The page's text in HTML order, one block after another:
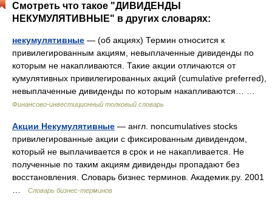
Смотреть что такое "ДИВИДЕНДЫ
НЕКУМУЛЯТИВНЫЕ" в других словарях:
некумулятивные — (об акциях) Термин относится к
привилегированным акциям, невыплаченные дивиденды по
которым не накапливаются. Такие акции отличаются от
кумулятивных привилегированных акций (cumulative preferred),
невыплаченные дивиденды по которым накапливаются… …
Финансово-инвестиционный толковый словарь
Акции Некумулятивные — англ. noncumulatives stocks
привилегированные акции с фиксированным дивидендом,
который не выплачивается в срок и не накапливается. Не
полученные по таким акциям дивиденды пропадают без
восстановления. Словарь бизнес терминов. Академик.ру. 2001
Словарь бизнес-терминов